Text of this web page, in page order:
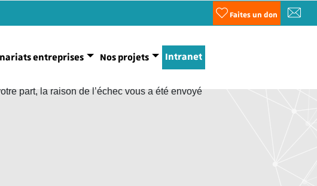
Faites un don
entreprises Nos projets Intranet
part, la raison de l’échec vous a été envoyé